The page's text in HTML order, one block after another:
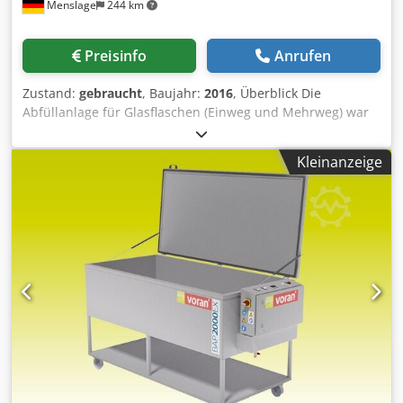
Menslage 244 km
Preisinfo Anrufen
Zustand: gebraucht, Baujahr: 2016, Überblick Die
Abfüllanlage für Glasflaschen (Einweg und Mehrweg) war
bis vor kurzem bei einer kleinen Brauerei in Deutschland
in Betrieb. Die Anlage ist für 0,33l Longneck-Flaschen
ausgelegt und kann bis zu 2.500 Flaschen pro Stunde
abfüllen. Die Maschine ist noch in Betrieb und kann nach
Absprache jederzeit besichtigt werden. Die
Flaschenwaschmaschine und der Auspacker können auch
einzeln erworben werden. Technische Details Leistung:
2.500 Fl./ h Formate: Vorbereitet für 0,33l Longneck
Fülltemperatur: 6°C Verpackung: 0,33l Longneck in 24er
Faltschachtel 0,33l Longneck in 24er Modulkasten Einzelne
Maschinen / Anlagenkomponenten Neuglasabheber |
Füllmeister | - | 2016 Füller + Verschließer | H&K | VVF
14/3 | 1966 2016 Generalüberholung: mit Vorevakuierung -
neuer Drehkugelanschluss - neuer Edelstahltisch - neue
Elektrik - neuer Ventilsteuerschrank in
Kleinanzeige